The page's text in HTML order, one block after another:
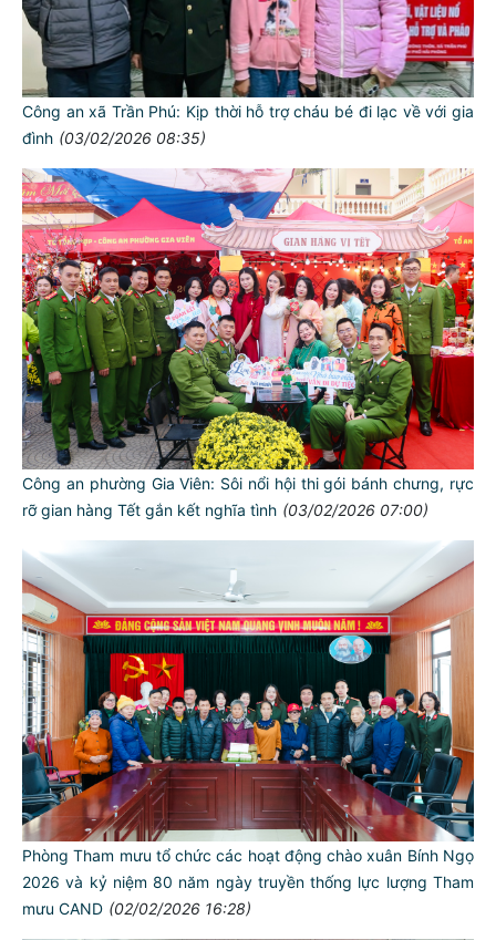
Công an xã Trần Phú: Kịp thời hỗ trợ cháu bé đi lạc về với gia
đình (03/02/2026 08:35)
Công an phường Gia Viên: Sôi nổi hội thi gói bánh chưng, rực
rỡ gian hàng Tết gắn kết nghĩa tình (03/02/2026 07:00)
Phòng Tham mưu tổ chức các hoạt động chào xuân Bính Ngọ
2026 và kỷ niệm 80 năm ngày truyền thống lực lượng Tham
mưu CAND (02/02/2026 16:28)